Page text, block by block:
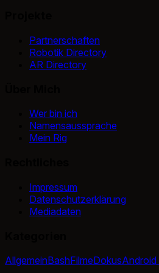
Partnerschaften
Robotik Directory
AR Directory
Wer bin ich
Namensaussprache
Mein Rig
Impressum
Datenschutzerklärung
Mediadaten
AllgemeinBashFilmeDokusAndroid